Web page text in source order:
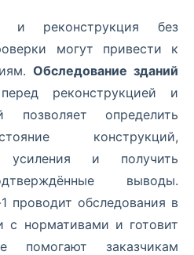
и реконструкция без
могут привести к
Обследование зданий
реконструкцией и
позволяет определить
конструкций,
усиления и получить
выводы.
проводит обследования в
с нормативами и готовит
помогают заказчикам